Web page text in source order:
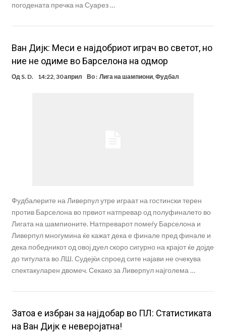
погодената пречка на Суарез …
Ван Дијк: Меси е најдобриот играч во светот, но
ние не одиме во Барселона на одмор
Од S. D. 14:22, 30 април Во : Лига на шампиони,Фудбал
Фудбалерите на Ливерпул утре играат на гостински терен
против Барселона во првиот натпревар од полуфиналето во
Лигата на шампионите. Натпреварот помеѓу Барселона и
Ливерпул многумина ќе кажат дека е финале пред финале и
дека победникот од овој дуел скоро сигурно на крајот ќе дојде
до титулата во ЛШ. Судејќи спроед сите најави не очекува
спектакуларен двомеч. Секако за Ливерпул најголема …
Затоа е избран за најдобар во ПЛ: Статистиката
на Ван Дијк е неверојатна!